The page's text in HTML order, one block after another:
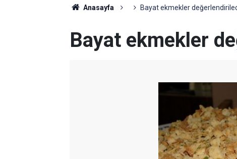
Anasayfa Bayat ekmekler
Bayat ekmekler